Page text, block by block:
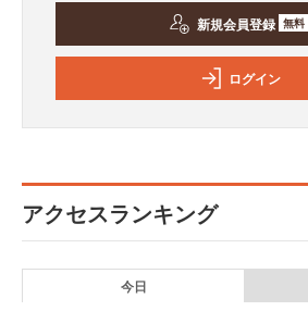
新規会員登録 無料
ログイン
アクセスランキング
今日